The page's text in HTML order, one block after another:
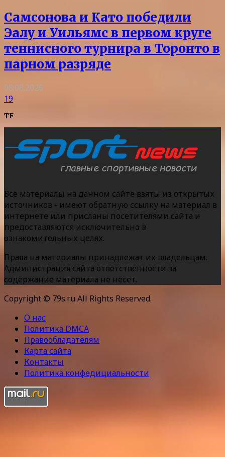
Самсонова и Като победили
Эалу и Уильямс в первом круге
теннисного турнира в Торонто в
парном разряде
08.08.2026
19
TF
Все материалы на данном сайте взяты из открытых
источников - имеют обратную ссылку на материал в
интернете или присланы посетителями сайта и
предоставляются исключительно в
ознакомительных целях.
Права на материалы принадлежат их владельцам.
Администрация сайта ответственности за
содержание материала не несет.
Copyright © 79s.ru All Rights Reserved.
О нас
Политика DMCA
Правообладателям
Карта сайта
Контакты
Политика конфедициальности